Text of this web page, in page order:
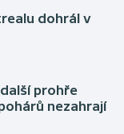
dohrál v
prohře
nezahrají